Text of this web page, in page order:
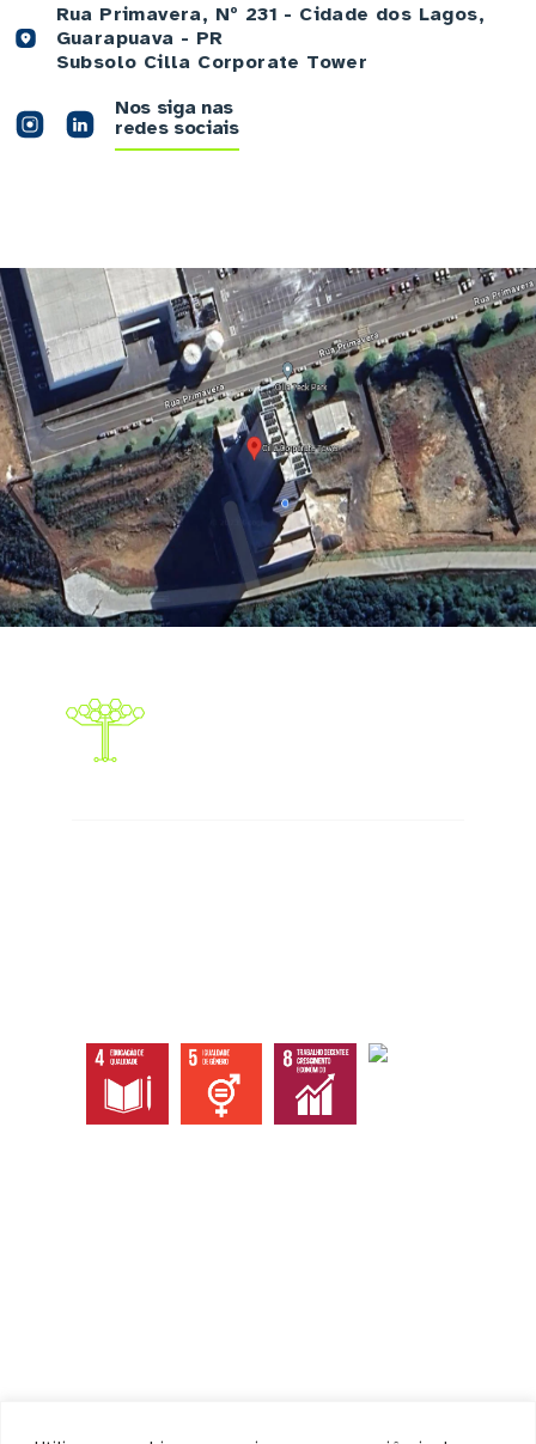
Rua Primavera, Nº 231 - Cidade dos Lagos,
Guarapuava - PR
Subsolo Cilla Corporate Tower
Nos siga nas
redes sociais